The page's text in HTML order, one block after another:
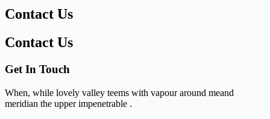
Contact Us
Contact Us
Get In Touch
When, while lovely valley teems with vapour around meand
meridian the upper impenetrable .